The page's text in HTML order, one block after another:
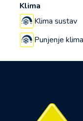
Klima
Klima sustav
Punjenje